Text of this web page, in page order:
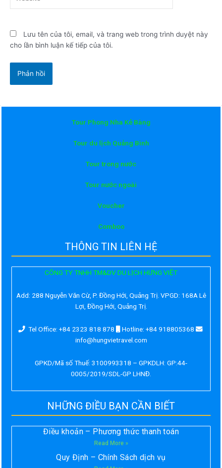
Lưu tên của tôi, email, và trang web trong trình duyệt này
cho lần bình luận kế tiếp của tôi.
Tour Phong Nha Kẻ Bàng
Tour du lịch Quảng Bình
Tour trong nước
Tour nước ngoài
Voucher
Comboo
THÔNG TIN LIÊN HỆ
CÔNG TY TNHH TM&DV DU LỊCH HƯNG VIỆT
Add: 288 Nguyễn Văn Cừ, P. Đồng Hới, Quảng Trị. VPGD: 168A Lê
Lợi, Đồng Hới, Quảng Trị.
Tel Office: +84 2323 818 878
Hotline: +84 918805368
info@hungvietravel.com
GPKD/Mã số Thuế: 3100993318 – GPKDLH: GP:44-
0005/2019/SDL-GP LHNĐ.
NHỮNG ĐIỀU BẠN CẦN BIẾT
Điều khoản – Phương thức thanh toán
Read More »
Quy Định – Chính Sách dịch vụ